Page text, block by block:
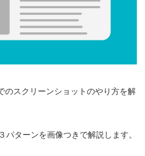
のスクリーンショットのやり方を解
パターンを画像つきで解説します。